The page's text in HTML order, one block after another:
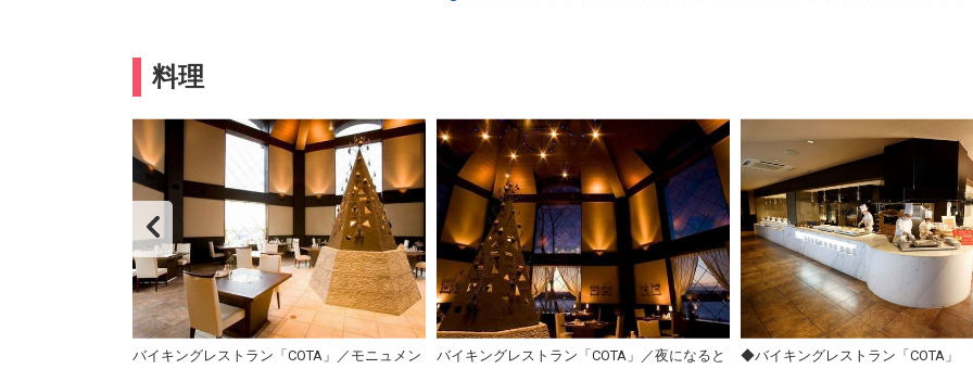
料理
バイキングレストラン「COTA」／モニュメン
バイキングレストラン「COTA」／夜になると
◆バイキングレストラン「COTA」